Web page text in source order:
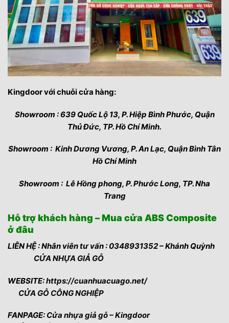
Kingdoor với chuỗi cửa hàng:
Showroom : 639 Quốc Lộ 13, P. Hiệp Bình Phước, Quận
Thủ Đức, TP. Hồ Chí Minh.
Showroom : Kinh Dương Vương, P. An Lạc, Quận Bình Tân
Hồ Chí Minh
Showroom : Lê Hồng phong, P. Phước Long, TP. Nha
Trang
Hỗ trợ khách hàng – Mua cửa ABS Composite
ở đâu
LIÊN HỆ : Nhân viên tư vấn : 0348931352 – Khánh Quỳnh
CỬA NHỰA GIẢ GỖ
WEBSITE:https://cuanhuacuago.net/
CỬA GỖ CÔNG NGHIỆP
FANPAGE: Cửa nhựa giả gỗ – Kingdoor